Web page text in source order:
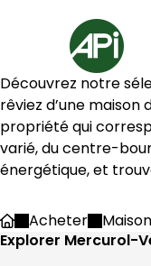
Accueil
2 Maisons à vendre
Aller à l'image1
Aller à l'image2
Aller à l'image3
Aller à l'image4
Aller à l'image5
Découvrez notre
rêviez d’une
propriété qui
varié, du centre-
énergétique, et
AccueilAcheter
Explorer Mercurol-